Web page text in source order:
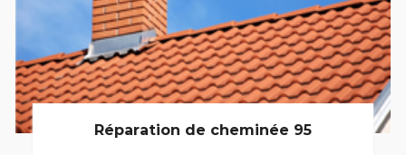
Réparation de cheminée 95